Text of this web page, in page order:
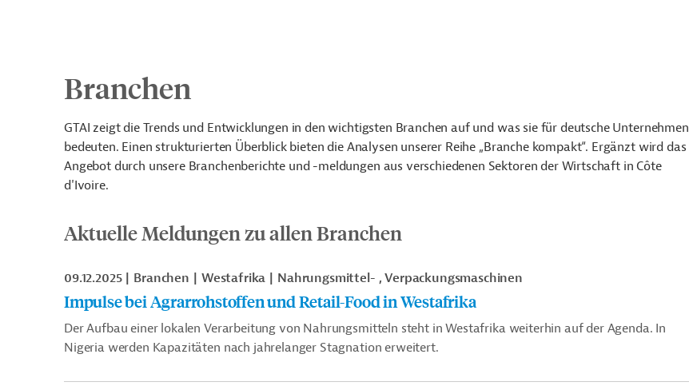
Branchen
GTAI zeigt die Trends und Entwicklungen in den wichtigsten Branchen auf und was sie für deutsche Unternehmen
bedeuten. Einen strukturierten Überblick bieten die Analysen unserer Reihe „Branche kompakt“. Ergänzt wird das
Angebot durch unsere Branchenberichte und -meldungen aus verschiedenen Sektoren der Wirtschaft in Côte
d'Ivoire.
Aktuelle Meldungen zu allen Branchen
09.12.2025 Branchen Westafrika Nahrungsmittel- , Verpackungsmaschinen
Impulse bei Agrarrohstoffen und Retail-Food in Westafrika
Der Aufbau einer lokalen Verarbeitung von Nahrungsmitteln steht in Westafrika weiterhin auf der Agenda. In
Nigeria werden Kapazitäten nach jahrelanger Stagnation erweitert.